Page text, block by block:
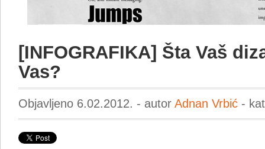
[INFOGRAFIKA] Šta Vaš
Vas?
Objavljeno 6.02.2012. - autor Adnan Vrbić -